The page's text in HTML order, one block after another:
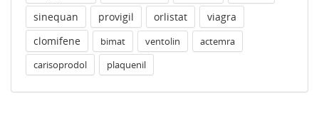
sinequan
provigil orlistat
viagra
clomifene
bimat ventolin
actemra
carisoprodol
plaquenil